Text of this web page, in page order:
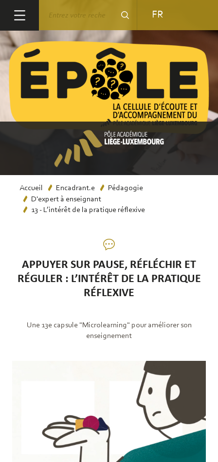
principal
FR
d'Ariane
Accueil Encadrant.e
Pédagogie
D'expert à enseignant
13 - L’intérêt de la pratique réflexive
APPUYER SUR PAUSE, RÉFLÉCHIR ET
RÉGULER : L’INTÉRÊT DE LA PRATIQUE
RÉFLEXIVE
Une 13e capsule "Microlearning" pour améliorer son
enseignement